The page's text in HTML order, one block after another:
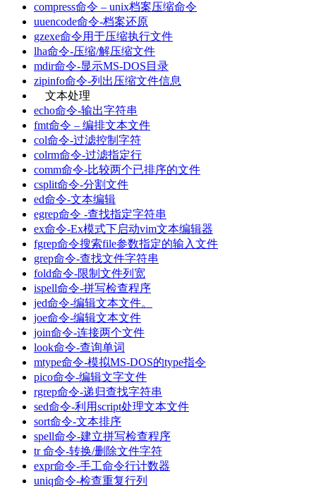
compress命令 – unix档案压缩命令
uuencode命令-档案还原
gzexe命令用于压缩执行文件
lha命令-压缩/解压缩文件
mdir命令-显示MS-DOS目录
zipinfo命令-列出压缩文件信息
文本处理
echo命令-输出字符串
fmt命令 – 编排文本文件
col命令-过滤控制字符
colrm命令-过滤指定行
comm命令-比较两个已排序的文件
csplit命令-分割文件
ed命令-文本编辑
egrep命令 -查找指定字符串
ex命令-Ex模式下启动vim文本编辑器
fgrep命令搜索file参数指定的输入文件
grep命令-查找文件字符串
fold命令-限制文件列宽
ispell命令-拼写检查程序
jed命令-编辑文本文件。
joe命令-编辑文本文件
join命令-连接两个文件
look命令-查询单词
mtype命令-模拟MS-DOS的type指令
pico命令-编辑文字文件
rgrep命令-递归查找字符串
sed命令-利用script处理文本文件
sort命令-文本排序
spell命令-建立拼写检查程序
tr 命令-转换/删除文件字符
expr命令-手工命令行计数器
uniq命令-检查重复行列